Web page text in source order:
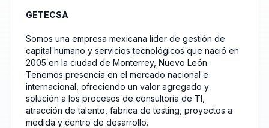
GETECSA
Somos una empresa mexicana líder de gestión de
capital humano y servicios tecnológicos que nació en
2005 en la ciudad de Monterrey, Nuevo León.
Tenemos presencia en el mercado nacional e
internacional, ofreciendo un valor agregado y
solución a los procesos de consultoría de TI,
atracción de talento, fabrica de testing, proyectos a
medida y centro de desarrollo.